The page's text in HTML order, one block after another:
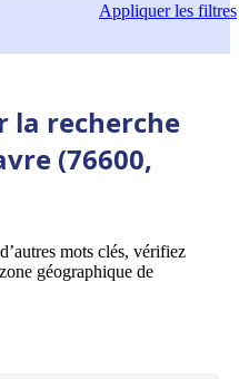
Appliquerles filtres
la recherche
(76600,
mots clés, vérifiez
géographique de